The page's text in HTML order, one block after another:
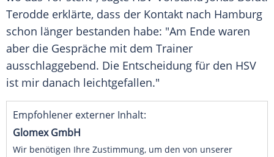
Terodde erklärte, dass der Kontakt nach Hamburg
schon länger bestanden habe: "Am Ende waren
aber die Gespräche mit dem Trainer
ausschlaggebend. Die Entscheidung für den HSV
ist mir danach leichtgefallen."
Empfohlener externer Inhalt:
Glomex GmbH
Wir benötigen Ihre Zustimmung, um den von unserer